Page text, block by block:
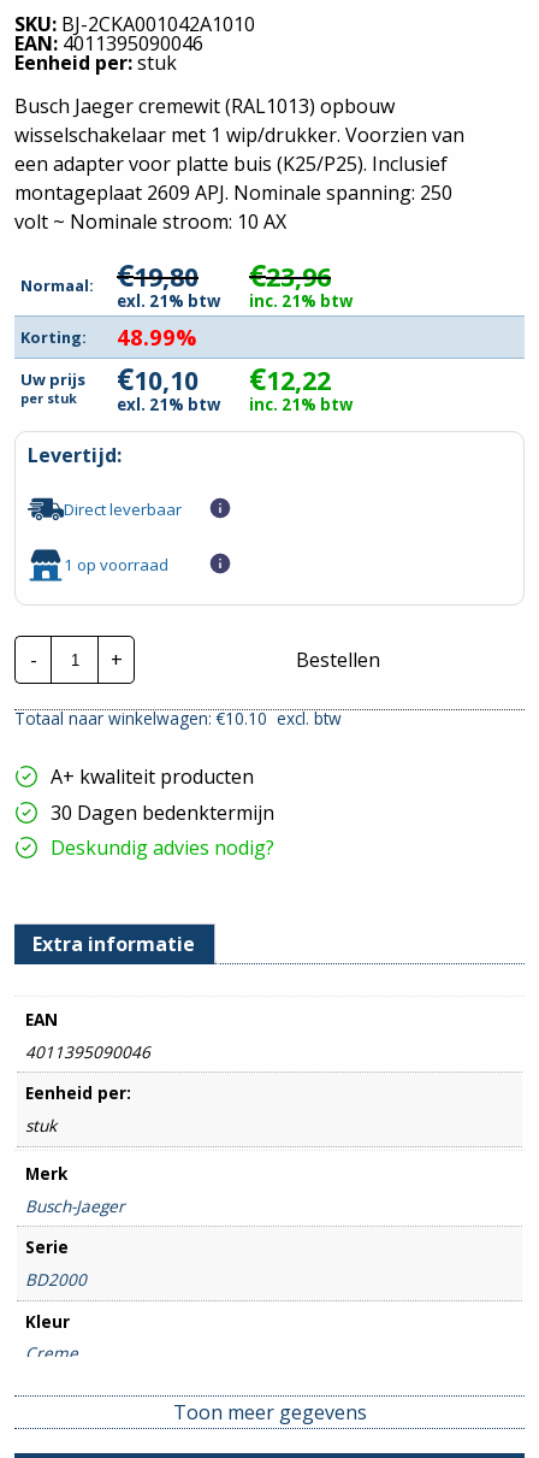
SKU: BJ-2CKA001042A1010
EAN: 4011395090046
Eenheid per:stuk
Busch Jaeger cremewit (RAL1013) opbouw
wisselschakelaar met 1 wip/drukker. Voorzien van
een adapter voor platte buis (K25/P25). Inclusief
montageplaat 2609 APJ. Nominale spanning: 250
volt ~ Nominale stroom: 10 AX
Normaal: €19,80
exl. 21% btw
€23,96
inc. 21% btw
Korting:
48.99%
Uw prijs
per stuk €10,10
exl. 21% btw
€12,22
inc. 21% btw
Levertijd:
Direct leverbaar
1 op voorraad
-
Busch
Jaeger
BD2000
Wisselschakel.
Creme
|
2601/6
APJ
hoeveelheid
+ Bestellen
Totaal naar winkelwagen: €10.10excl. btw
A+ kwaliteit producten
30 Dagen bedenktermijn
Deskundig advies nodig?
Extra informatie
EAN
4011395090046
Eenheid per:
stuk
Merk
Busch-Jaeger
Serie
BD2000
Kleur
Creme
Type / Soort
Bedieningselement,Wisselschakelaar
Toon meer gegevens